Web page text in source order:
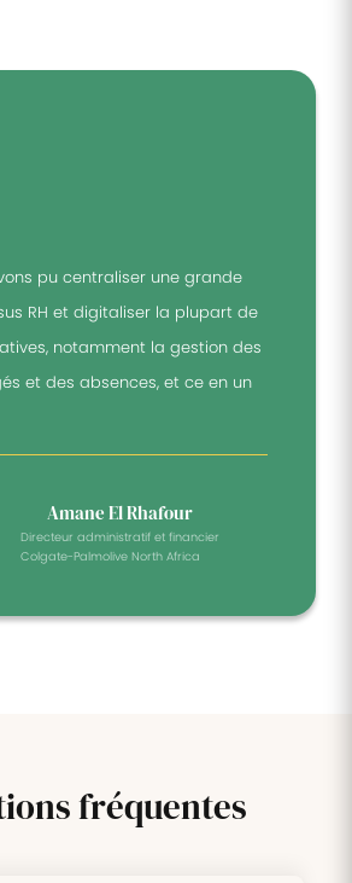
pu centraliser une grande
RH et digitaliser la plupart de
notamment la gestion des
et des absences, et ce en un
Amane El Rhafour
Directeur administratif et financier
Colgate-Palmolive North Africa
fréquentes